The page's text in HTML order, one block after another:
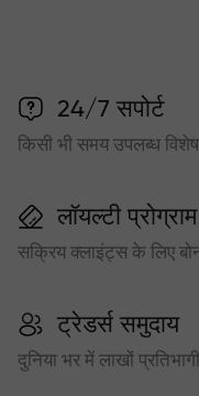
24/7 सपोर्ट
किसी भी समय उपलब्ध
लॉयल्टी प्रोग्राम
सक्रिय क्लाइंट्स के लिए
ट्रेडर्स समुदाय
दुनिया भर में लाखों प्रतिभागी